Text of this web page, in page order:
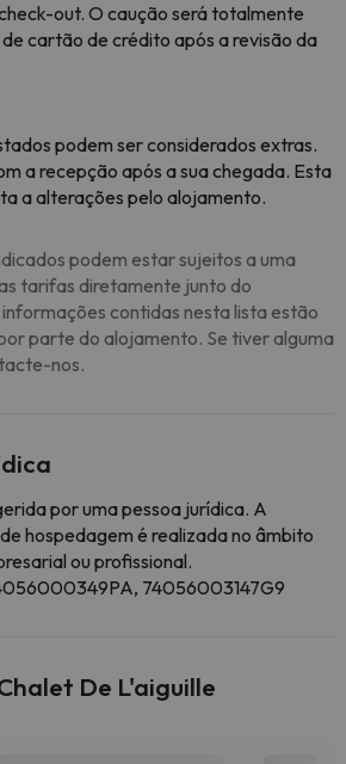
out. O caução será totalmente
cartão de crédito após a revisão da
podem ser considerados extras.
a recepção após a sua chegada. Esta
a alterações pelo alojamento.
podem estar sujeitos a uma
tarifas diretamente junto do
contidas nesta lista estão
parte do alojamento. Se tiver alguma
nos.
por uma pessoa jurídica. A
hospedagem é realizada no âmbito
ou profissional.
74056003147G9
De L'aiguille